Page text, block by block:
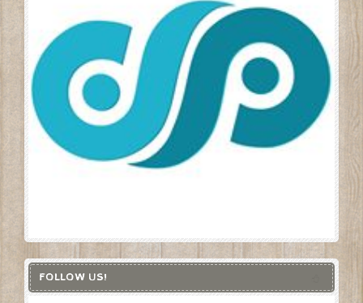
FOLLOW US!